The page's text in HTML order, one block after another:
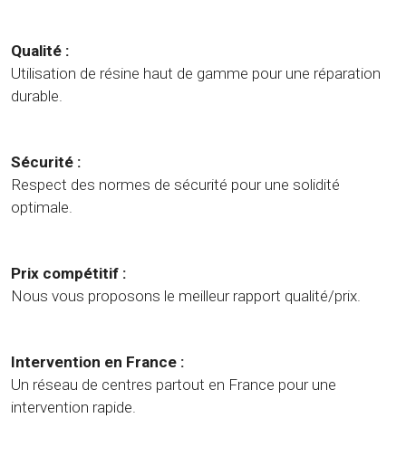
Qualité :
Utilisation de résine haut de gamme pour une réparation
durable.
Sécurité :
Respect des normes de sécurité pour une solidité
optimale.
Prix compétitif :
Nous vous proposons le meilleur rapport qualité/prix.
Intervention en France :
Un réseau de centres partout en France pour une
intervention rapide.